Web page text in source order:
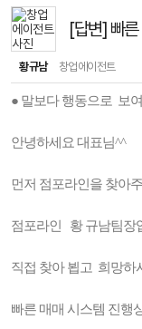
[답변] 빠
황규남 창업에이전트
● 말보다 행동으로 보
안녕하세요 대표님^^
먼저 점포라인을 찾아
점포라인 황 규남팀장
직접 찾아 뵙고 희망하
빠른 매매 시스템 진행